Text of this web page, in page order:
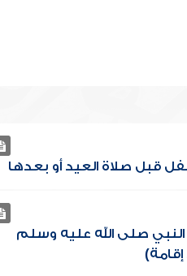
صلى الله عليه وسلم
إقامة)